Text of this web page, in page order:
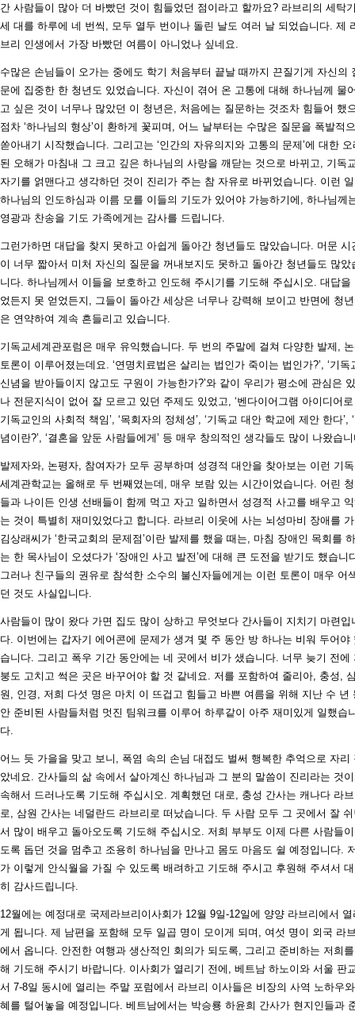
간 사람들이 많아 더 바빴던 것이 힘들었던 점이라고 할까요? 라브리의 세탁
세 대를 하루에 네 번씩, 모두 열두 번이나 돌린 날도 여러 날 되었습니다. 제
브리 인생에서 가장 바빴던 여름이 아니었나 싶네요.
수많은 손님들이 오가는 중에도 학기 처음부터 끝날 때까지 끈질기게 자신의
문에 집중한 한 청년도 있었습니다. 자신이 겪어 온 고통에 대해 하나님께 물
고 싶은 것이 너무나 많았던 이 청년은, 처음에는 질문하는 것조차 힘들어 했
점차 ‘하나님의 형상’이 환하게 꽃피며, 어느 날부터는 수많은 질문을 폭발적
쏟아내기 시작했습니다. 그리고는 ‘인간의 자유의지와 고통의 문제’에 대한 오
된 오해가 마침내 그 크고 깊은 하나님의 사랑을 깨닫는 것으로 바뀌고, 기독
자기를 얽맨다고 생각하던 것이 진리가 주는 참 자유로 바뀌었습니다. 이런
하나님의 인도하심과 이름 모를 이들의 기도가 있어야 가능하기에, 하나님께
영광과 찬송을 기도 가족에게는 감사를 드립니다.
그런가하면 대답을 찾지 못하고 아쉽게 돌아간 청년들도 많았습니다. 머문 시
이 너무 짧아서 미처 자신의 질문을 꺼내보지도 못하고 돌아간 청년들도 많았
니다. 하나님께서 이들을 보호하고 인도해 주시기를 기도해 주십시오. 대답을
었든지 못 얻었든지, 그들이 돌아간 세상은 너무나 강력해 보이고 반면에 청
은 연약하여 계속 흔들리고 있습니다.
기독교세계관포럼은 매우 유익했습니다. 두 번의 주말에 걸쳐 다양한 발제,
토론이 이루어졌는데요. ‘연명치료법은 살리는 법인가 죽이는 법인가?’, ‘기독
신념을 받아들이지 않고도 구원이 가능한가?’와 같이 우리가 평소에 관심은
나 전문지식이 없어 잘 모르고 있던 주제도 있었고, ‘벤다이어그램 아이디어
기독교인의 사회적 책임’, ‘목회자의 정체성’, ‘기독교 대안 학교에 제안 한다’,
념이란?’, ‘결혼을 앞둔 사람들에게’ 등 매우 창의적인 생각들도 많이 나왔습
발제자와, 논평자, 참여자가 모두 공부하며 성경적 대안을 찾아보는 이런 기
세계관학교는 올해로 두 번째였는데, 매우 보람 있는 시간이었습니다. 어린
들과 나이든 인생 선배들이 함께 먹고 자고 일하면서 성경적 사고를 배우고
는 것이 특별히 재미있었다고 합니다. 라브리 이웃에 사는 뇌성마비 장애를
김상래씨가 ‘한국교회의 문제점’이란 발제를 했을 때는, 마침 장애인 목회를
는 한 목사님이 오셨다가 ‘장애인 사고 발전’에 대해 큰 도전을 받기도 했습니
그러나 친구들의 권유로 참석한 소수의 불신자들에게는 이런 토론이 매우 어
던 것도 사실입니다.
사람들이 많이 왔다 가면 집도 많이 상하고 무엇보다 간사들이 지치기 마련입
다. 이번에는 갑자기 에어콘에 문제가 생겨 몇 주 동안 방 하나는 비워 두어야
습니다. 그리고 폭우 기간 동안에는 네 곳에서 비가 샜습니다. 너무 늦기 전에
붕도 고치고 썩은 곳은 바꾸어야 할 것 같네요. 저를 포함하여 줄리아, 충성,
원, 인경, 저희 다섯 명은 마치 이 뜨겁고 힘들고 바쁜 여름을 위해 지난 수 년
안 준비된 사람들처럼 멋진 팀워크를 이루어 하루같이 아주 재미있게 일했습
다.
어느 듯 가을을 맞고 보니, 폭염 속의 손님 대접도 벌써 행복한 추억으로 자리
았네요. 간사들의 삶 속에서 살아계신 하나님과 그 분의 말씀이 진리라는 것
속해서 드러나도록 기도해 주십시오. 계획했던 대로, 충성 간사는 캐나다 라
로, 삼원 간사는 네덜란드 라브리로 떠났습니다. 두 사람 모두 그 곳에서 잘
서 많이 배우고 돌아오도록 기도해 주십시오. 저희 부부도 이제 다른 사람들
도록 돕던 것을 멈추고 조용히 하나님을 만나고 몸도 마음도 쉴 예정입니다.
가 이렇게 안식월을 가질 수 있도록 배려하고 기도해 주시고 후원해 주셔서
히 감사드립니다.
12월에는 예정대로 국제라브리이사회가 12월 9일-12일에 양양 라브리에서 열
게 됩니다. 제 남편을 포함해 모두 일곱 명이 모이게 되며, 여섯 명이 외국 라
에서 옵니다. 안전한 여행과 생산적인 회의가 되도록, 그리고 준비하는 저희
해 기도해 주시기 바랍니다. 이사회가 열리기 전에, 베트남 하노이와 서울 판
서 7-8일 동시에 열리는 주말 포럼에서 라브리 이사들은 비장의 사역 노하우
혜를 털어놓을 예정입니다. 베트남에서는 박승룡 하윤희 간사가 현지인들과